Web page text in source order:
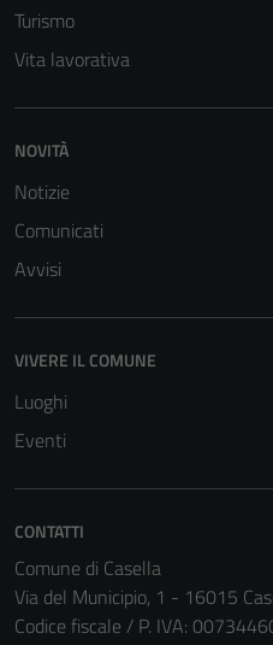
Turismo
Vita lavorativa
NOVITÀ
Notizie
Comunicati
Avvisi
VIVERE IL COMUNE
Luoghi
Eventi
CONTATTI
Comune di Casella
Via del Municipio, 1 - 16015
Codice fiscale / P. IVA: